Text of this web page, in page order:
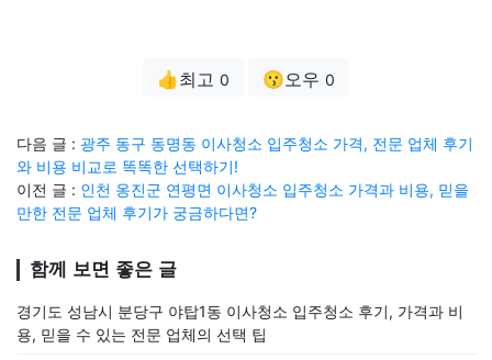
👍최고 0 😗오우 0
다음 글 : 광주 동구 동명동 이사청소 입주청소 가격, 전문 업체 후기
와 비용 비교로 똑똑한 선택하기!
이전 글 : 인천 옹진군 연평면 이사청소 입주청소 가격과 비용, 믿을
만한 전문 업체 후기가 궁금하다면?
함께 보면 좋은 글
경기도 성남시 분당구 야탑1동 이사청소 입주청소 후기, 가격과 비
용, 믿을 수 있는 전문 업체의 선택 팁